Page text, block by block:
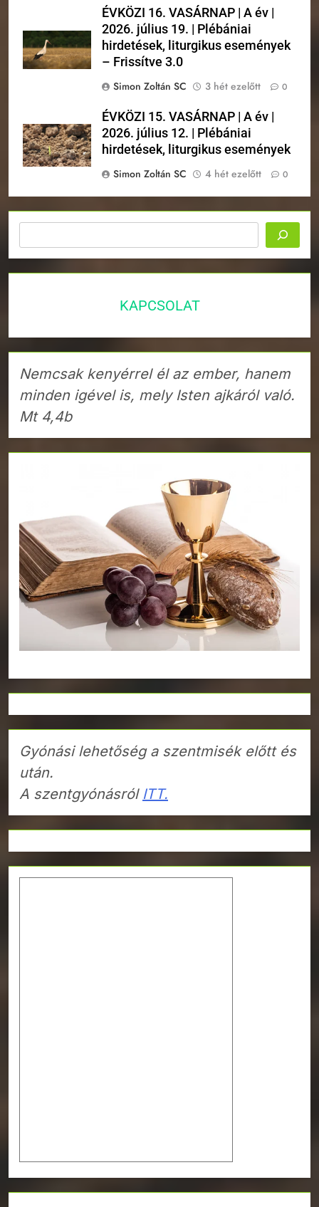
ÉVKÖZI 16. VASÁRNAP | A év |
2026. július 19. | Plébániai
hirdetések, liturgikus események
– Frissítve 3.0
Simon Zoltán SC
3 hét ezelőtt 0
ÉVKÖZI 15. VASÁRNAP | A év |
2026. július 12. | Plébániai
hirdetések, liturgikus események
Simon Zoltán SC
4 hét ezelőtt 0
KAPCSOLAT
Nemcsak kenyérrel él az ember, hanem
minden igével is, mely Isten ajkáról való.
Mt 4,4b
Gyónási lehetőség a szentmisék előtt és
után.
A szentgyónásról ITT.